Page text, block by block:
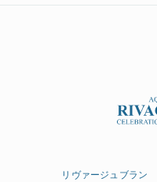
リヴァージュブラン